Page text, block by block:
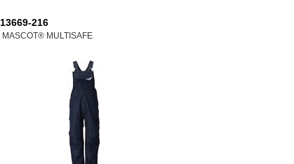
13669-216
MASCOT® MULTISAFE